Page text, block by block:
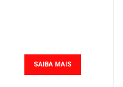
SAIBA MAIS